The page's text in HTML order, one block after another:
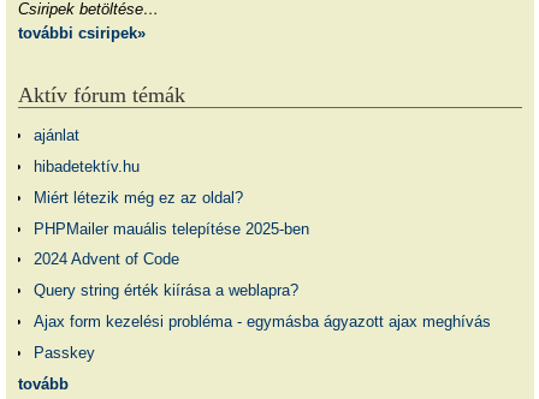
Csiripek betöltése…
további csiripek»
Aktív fórum témák
ajánlat
hibadetektív.hu
Miért létezik még ez az oldal?
PHPMailer mauális telepítése 2025-ben
2024 Advent of Code
Query string érték kiírása a weblapra?
Ajax form kezelési probléma - egymásba ágyazott ajax meghívás
Passkey
tovább